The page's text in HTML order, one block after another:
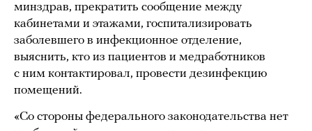
минздрав, прекратить сообщение между
кабинетами и этажами, госпитализировать
заболевшего в инфекционное отделение,
выяснить, кто из пациентов и медработников
с ним контактировал, провести дезинфекцию
помещений.
«Со стороны федерального законодательства нет